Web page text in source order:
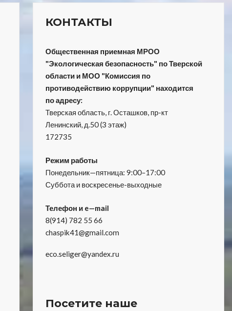
КОНТАКТЫ
Общественная приемная МРОО
"Экологическая безопасность" по Тверской
области и МОО "Комиссия по
противодействию коррупции" находится
по адресу:
Тверская область, г. Осташков, пр-кт
Ленинский, д.50 (3 этаж)
172735
Режим работы
Понедельник—пятница: 9:00–17:00
Суббота и воскресенье-выходные
Телефон и e—mail
8(914) 782 55 66
chaspik41@gmail.com
eco.seliger@yandex.ru
Посетите наше